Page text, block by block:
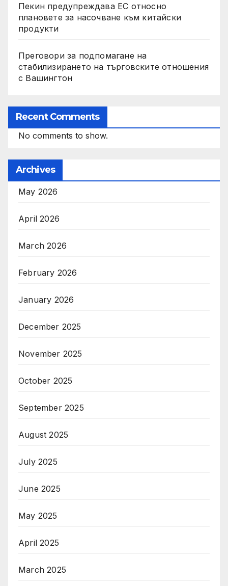
Пекин предупреждава ЕС относно
плановете за насочване към китайски
продукти
Преговори за подпомагане на
стабилизирането на търговските отношения
с Вашингтон
Recent Comments
No comments to show.
Archives
May 2026
April 2026
March 2026
February 2026
January 2026
December 2025
November 2025
October 2025
September 2025
August 2025
July 2025
June 2025
May 2025
April 2025
March 2025